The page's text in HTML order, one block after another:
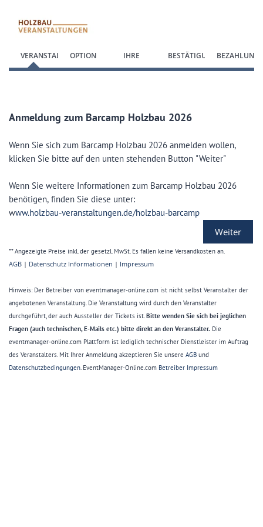
VERANSTALTUNGOPTION IHRE BESTÄTIGUNG BEZAHLUNG
Anmeldung zum Barcamp Holzbau 2026
Wenn Sie sich zum Barcamp Holzbau 2026 anmelden wollen,
klicken Sie bitte auf den unten stehenden Button "Weiter"
Wenn Sie weitere Informationen zum Barcamp Holzbau 2026
benötigen, finden Sie diese unter:
www.holzbau-veranstaltungen.de/holzbau-barcamp
Weiter
** Angezeigte Preise inkl. der gesetzl. MwSt. Es fallen keine Versandkosten an.
AGB | Datenschutz Informationen | Impressum
Hinweis: Der Betreiber von eventmanager-online.com ist nicht selbst Veranstalter der
angebotenen Veranstaltung. Die Veranstaltung wird durch den Veranstalter
durchgeführt, der auch Aussteller der Tickets ist.Bitte wenden Sie sich bei jeglichen
Fragen (auch technischen, E-Mails etc.) bitte direkt an den Veranstalter. Die
eventmanager-online.com Plattform ist lediglich technischer Dienstleister im Auftrag
des Veranstalters. Mit Ihrer Anmeldung akzeptieren Sie unsere AGB und
Datenschutzbedingungen. EventManager-Online.com Betreiber Impressum